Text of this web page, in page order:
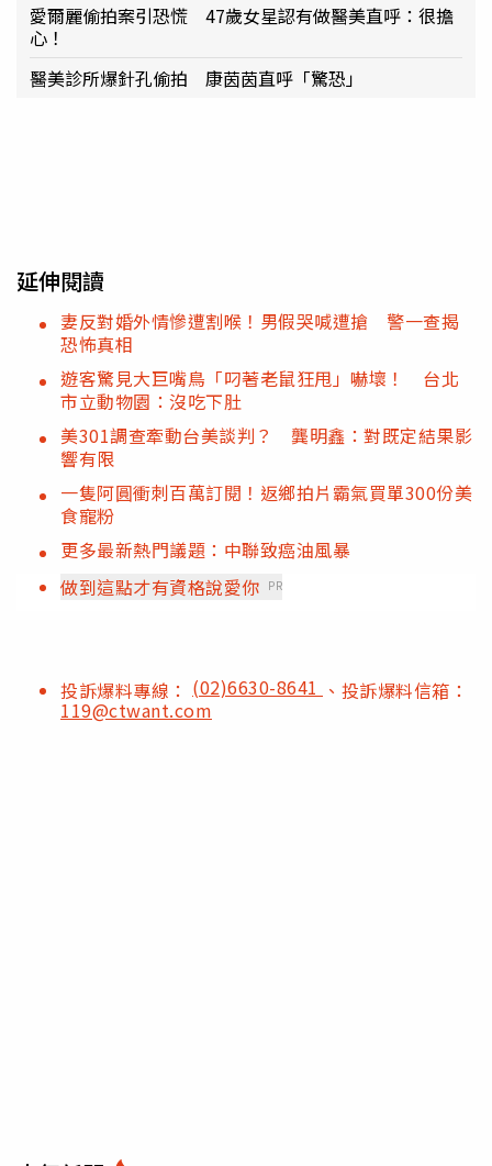
愛爾麗偷拍案引恐慌 47歲女星認有做醫美直呼：很擔
心！
醫美診所爆針孔偷拍 康茵茵直呼「驚恐」
延伸閱讀
妻反對婚外情慘遭割喉！男假哭喊遭搶 警一查揭
恐怖真相
遊客驚見大巨嘴鳥「叼著老鼠狂甩」嚇壞！ 台北
市立動物園：沒吃下肚
美301調查牽動台美談判？ 龔明鑫：對既定結果影
響有限
一隻阿圓衝刺百萬訂閱！返鄉拍片霸氣買單300份美
食寵粉
更多最新熱門議題：中聯致癌油風暴
做到這點才有資格說愛你 PR
投訴爆料專線： (02)6630-8641 、投訴爆料信箱：
119@ctwant.com